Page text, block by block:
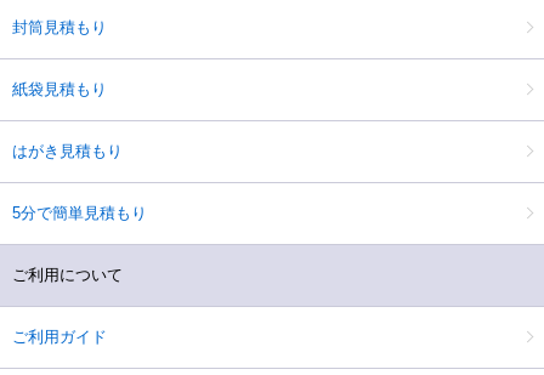
封筒見積もり
紙袋見積もり
はがき見積もり
5分で簡単見積もり
ご利用について
ご利用ガイド